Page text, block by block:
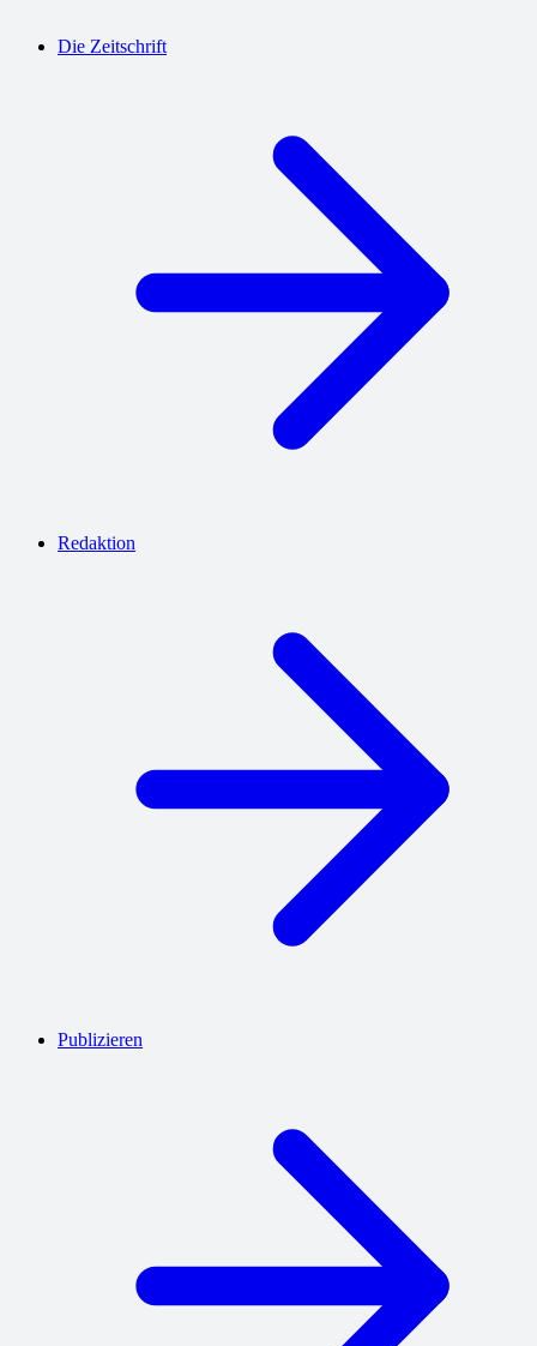
Die Zeitschrift
Redaktion
Publizieren